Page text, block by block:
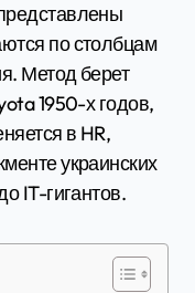
по столбцам
Метод берет
1950-х годов,
в HR,
украинских
IT-гигантов.